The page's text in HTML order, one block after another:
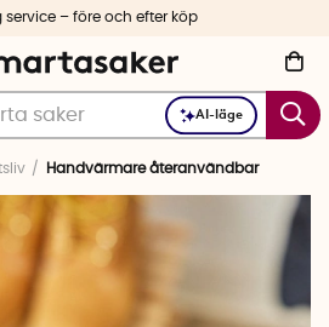
AI-läge
service – före och efter köp
Handvärmare återanvändbar